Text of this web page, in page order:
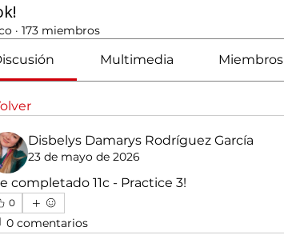
· 173 miembros
Multimedia Miembros
Disbelys Damarys Rodríguez García
23 de mayo de 2026
completado 11c - Practice 3!
0
0 comentarios